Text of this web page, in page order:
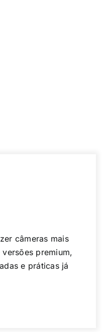
câmeras mais
premium,
e práticas já